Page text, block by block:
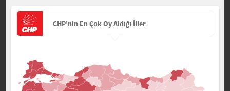
CHP'nin En Çok Oy Aldığı İller